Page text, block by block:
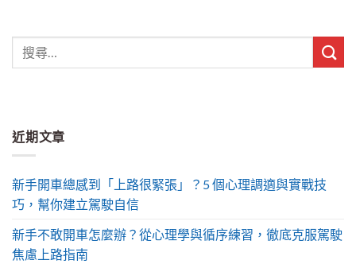
近期文章
新手開車總感到「上路很緊張」？5 個心理調適與實戰技
巧，幫你建立駕駛自信
新手不敢開車怎麼辦？從心理學與循序練習，徹底克服駕駛
焦慮上路指南